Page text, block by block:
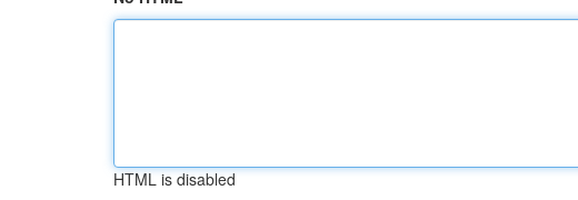
HTML is disabled